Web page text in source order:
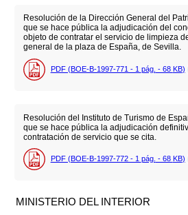
Resolución de la Dirección General del
que se hace pública la adjudicación del
objeto de contratar el servicio de limpieza
general de la plaza de España, de Sevilla.
PDF (BOE-B-1997-771 - 1 pág. - 68 KB)
Resolución del Instituto de Turismo de
que se hace pública la adjudicación
contratación de servicio que se cita.
PDF (BOE-B-1997-772 - 1 pág. - 68 KB)
MINISTERIO DEL INTERIOR